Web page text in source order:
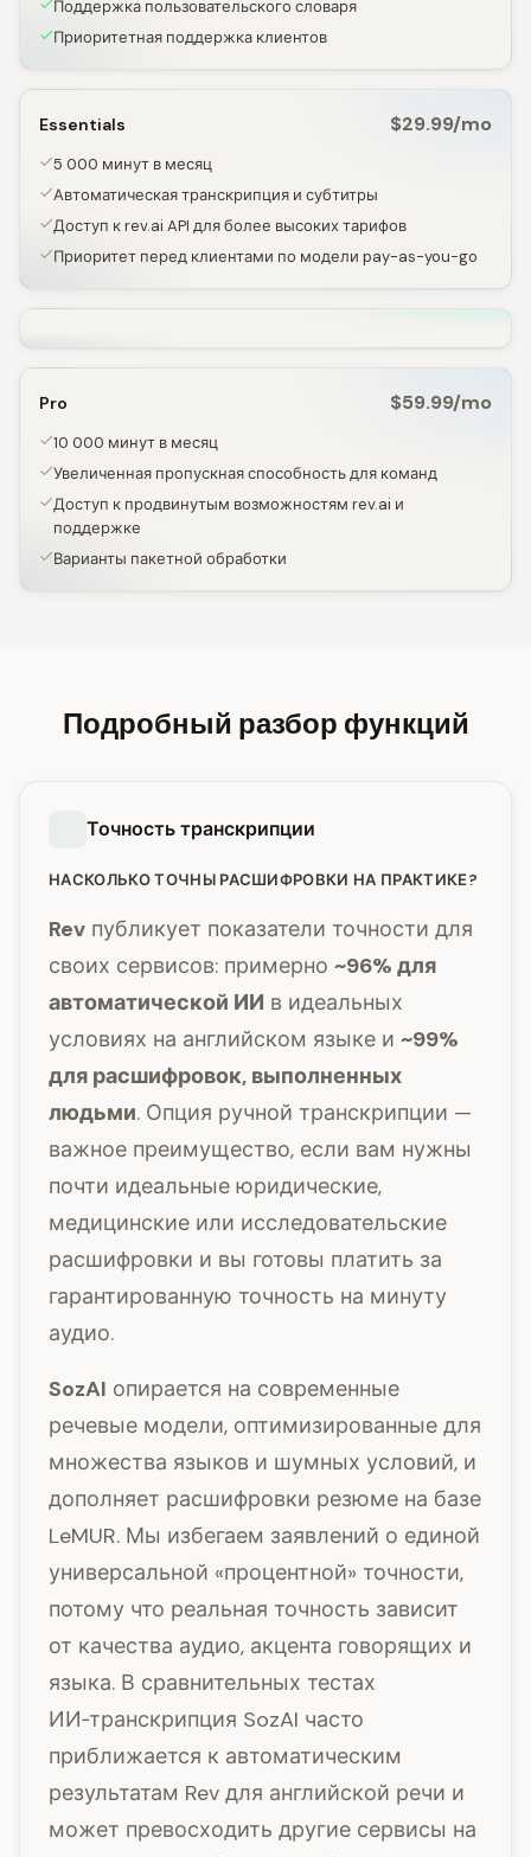
Поддержка пользовательского словаря
Приоритетная поддержка клиентов
Essentials $29.99/mo
5 000 минут в месяц
Автоматическая транскрипция и субтитры
Доступ к rev.ai API для более высоких тарифов
Приоритет перед клиентами по модели pay-as-you-go
Pro $59.99/mo
10 000 минут в месяц
Увеличенная пропускная способность для команд
Доступ к продвинутым возможностям rev.ai и
поддержке
Варианты пакетной обработки
Подробный разбор функций
Точность транскрипции
НАСКОЛЬКО ТОЧНЫ РАСШИФРОВКИ НА ПРАКТИКЕ?
Rev публикует показатели точности для
своих сервисов: примерно ~96% для
автоматической ИИ в идеальных
условиях на английском языке и ~99%
для расшифровок, выполненных
людьми. Опция ручной транскрипции —
важное преимущество, если вам нужны
почти идеальные юридические,
медицинские или исследовательские
расшифровки и вы готовы платить за
гарантированную точность на минуту
аудио.
SozAI опирается на современные
речевые модели, оптимизированные для
множества языков и шумных условий, и
дополняет расшифровки резюме на базе
LeMUR. Мы избегаем заявлений о единой
универсальной «процентной» точности,
потому что реальная точность зависит
от качества аудио, акцента говорящих и
языка. В сравнительных тестах
ИИ‑транскрипция SozAI часто
приближается к автоматическим
результатам Rev для английской речи и
может превосходить другие сервисы на